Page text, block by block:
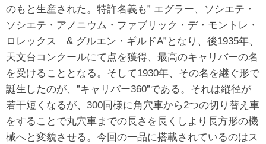
のもと生産された。特許名義も” エグラー、ソシエテ・
ソシエテ・アノニウム・ファブリック・デ・モントレ・
ロレックス & グルエン・ギルドA”となり、後1935年、
天文台コンクールにて点を獲得、最高のキャリバーの名
を受けることとなる。そして1930年、その名を継ぐ形で
誕生したのが、”キャリバー360”である。それは縦径が
若干短くなるが、300同様に角穴車から2つの切り替え車
をすることで丸穴車までの長さを長くしより長方形の機
械へと変貌させる。今回の一品に搭載されているのはス